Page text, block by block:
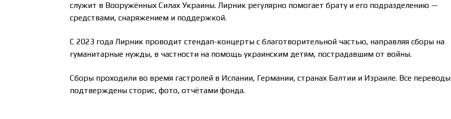
служит в Вооружённых Силах Украины. Лирник регулярно помогает брату и его подразделению —
средствами, снаряжением и поддержкой.
С 2023 года Лирник проводит стендап-концерты с благотворительной частью, направляя сборы на
гуманитарные нужды, в частности на помощь украинским детям, пострадавшим от войны.
Сборы проходили во время гастролей в Испании, Германии, странах Балтии и Израиле. Все переводы
подтверждены сторис, фото, отчётами фонда.